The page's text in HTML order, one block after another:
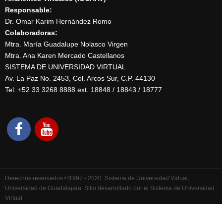
Responsable:
Dr. Omar Karim Hernández Romo
Colaboradoras:
Mtra. María Guadalupe Nolasco Virgen
Mtra. Ana Karen Mercado Castellanos
SISTEMA DE UNIVERSIDAD VIRTUAL
Av. La Paz No. 2453, Col. Arcos Sur, C.P. 44130
Tel: +52 33 3268 8888‏ ext. 18848 / 18843 / 18777
Derechos reservados ©1997 - 2020. Sistema de Universidad Virtual,
Universidad de Guadalajara. Sitio desarrollado por el Sistema de Universidad
Virtual